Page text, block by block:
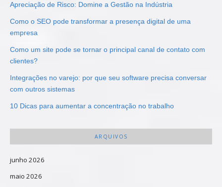
Apreciação de Risco: Domine a Gestão na Indústria
Como o SEO pode transformar a presença digital de uma
empresa
Como um site pode se tornar o principal canal de contato com
clientes?
Integrações no varejo: por que seu software precisa conversar
com outros sistemas
10 Dicas para aumentar a concentração no trabalho
ARQUIVOS
junho 2026
maio 2026